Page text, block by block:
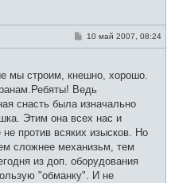
е
т
С
щ
н
и
10 май 2007, 08:24
мы строим, кнешно, хорошо.
Ведь
снасть была изначально
Этим она всех нас и
против всяких изысков. Но
сложнее механизьм, тем
из доп. оборудования
"обманку". И не